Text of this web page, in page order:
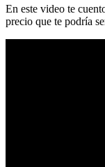
En este video te
precio que te podría